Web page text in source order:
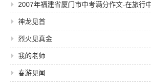
2007年福建省厦门市中考满分作文-在旅行
神龙见首
烈火见真金
我的老师
春游见闻